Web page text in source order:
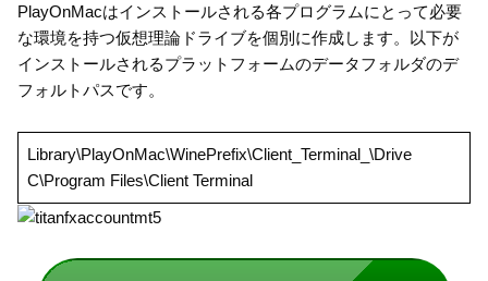
PlayOnMacはインストールされる各プログラムにとって必要
な環境を持つ仮想理論ドライブを個別に作成します。以下が
インストールされるプラットフォームのデータフォルダのデ
フォルトパスです。
Library\PlayOnMac\WinePrefix\Client_Terminal_\Drive
C\Program Files\Client Terminal